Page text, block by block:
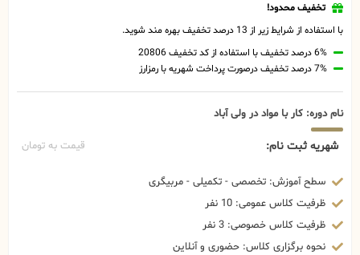
تخفیف محدود!
با استفاده از شرایط زیر از 13 درصد تخفیف بهره مند شوید.
6% درصد تخفیف با استفاده از کد تخفیف 20806
7% درصد تخفیف درصورت پرداخت شهریه با رمزارز
نام دوره: کار با مواد در ولی آباد
شهریه ثبت نام: قیمت به تومان
سطح آموزش: تخصصی - تکمیلی - مربیگری
ظرفیت کلاس عمومی: 10 نفر
ظرفیت کلاس خصوصی: 3 نفر
نحوه برگزاری کلاس: حضوری و آنلاین